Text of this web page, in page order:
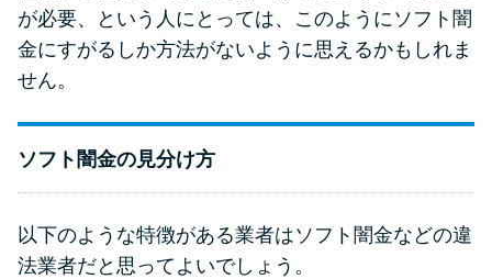
が必要、という人にとっては、このようにソフト闇
金にすがるしか方法がないように思えるかもしれま
せん。
ソフト闇金の見分け方
以下のような特徴がある業者はソフト闇金などの違
法業者だと思ってよいでしょう。